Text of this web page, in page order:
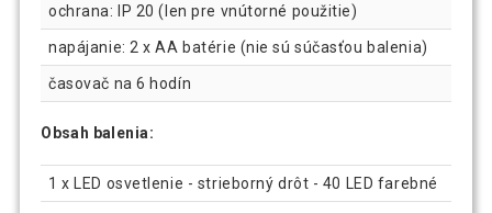
ochrana: IP 20 (len pre vnútorné použitie)
napájanie: 2 x AA batérie (nie sú súčasťou balenia)
časovač na 6 hodín
Obsah balenia:
1 x LED osvetlenie - strieborný drôt - 40 LED farebné